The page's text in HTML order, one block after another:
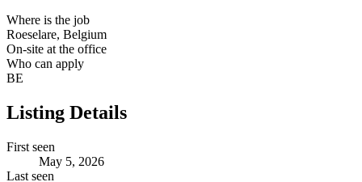
Where is the job
Roeselare, Belgium
On-site at the office
Who can apply
BE
Listing Details
First seen
May 5, 2026
Last seen